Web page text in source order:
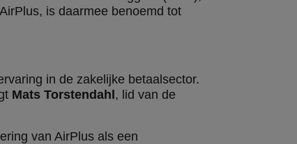
is daarmee benoemd tot
in de zakelijke betaalsector.
Mats Torstendahl , lid van de
van AirPlus als een